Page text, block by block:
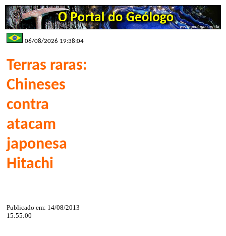
06/08/2026 19:38:04
Terras raras:
Chineses
contra
atacam
japonesa
Hitachi
Publicado em: 14/08/2013
15:55:00